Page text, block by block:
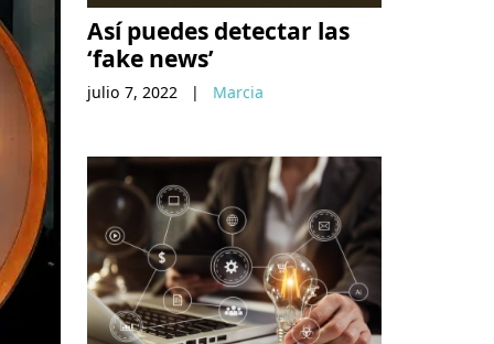
Así puedes detectar las
‘fake news’
julio 7, 2022 | Marcia